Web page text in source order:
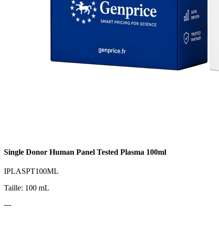
Single Donor Human Panel Tested Plasma 100ml
IPLASPT100ML
Taille: 100 mL
---